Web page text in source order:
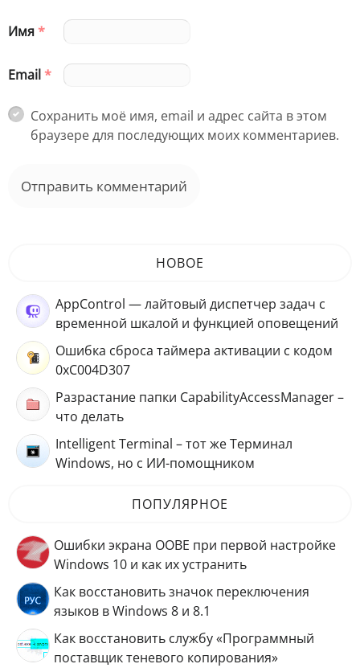
Имя*
Email*
Сохранить моё имя, email и адрес сайта в этом
браузере для последующих моих комментариев.
НОВОЕ
AppControl — лайтовый диспетчер задач с
временной шкалой и функцией оповещений
Ошибка сброса таймера активации с кодом
0xC004D307
Разрастание папки CapabilityAccessManager –
что делать
Intelligent Terminal – тот же Терминал
Windows, но с ИИ-помощником
ПОПУЛЯРНОЕ
Ошибки экрана OOBE при первой настройке
Windows 10 и как их устранить
Как восстановить значок переключения
языков в Windows 8 и 8.1
Как восстановить службу «Программный
поставщик теневого копирования»